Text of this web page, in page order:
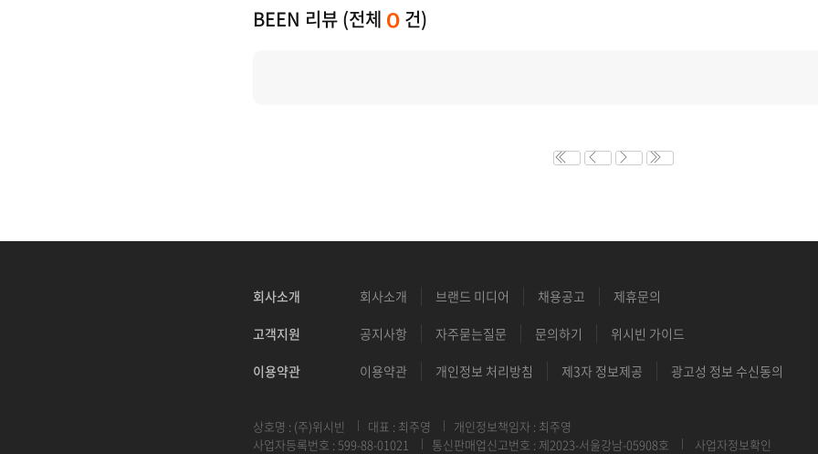
BEEN 리뷰 (전체 0 건)
회사소개 회사소개 브랜드 미디어 채용공고 제휴문의
고객지원 공지사항 자주묻는질문 문의하기 위시빈 가이드
이용약관 이용약관 개인정보 처리방침 제3자 정보제공 광고성 정보 수신동의
상호명 : (주)위시빈 대표 : 최주영
개인정보책임자 : 최주영
사업자등록번호 : 599-88-01021
통신판매업신고번호 : 제2023-서울강남-05908호 사업자정보확인